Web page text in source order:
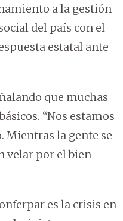
a la gestión
del país con el
estatal ante
que muchas
“Nos estamos
Mientras la gente se
velar por el bien
es la crisis en